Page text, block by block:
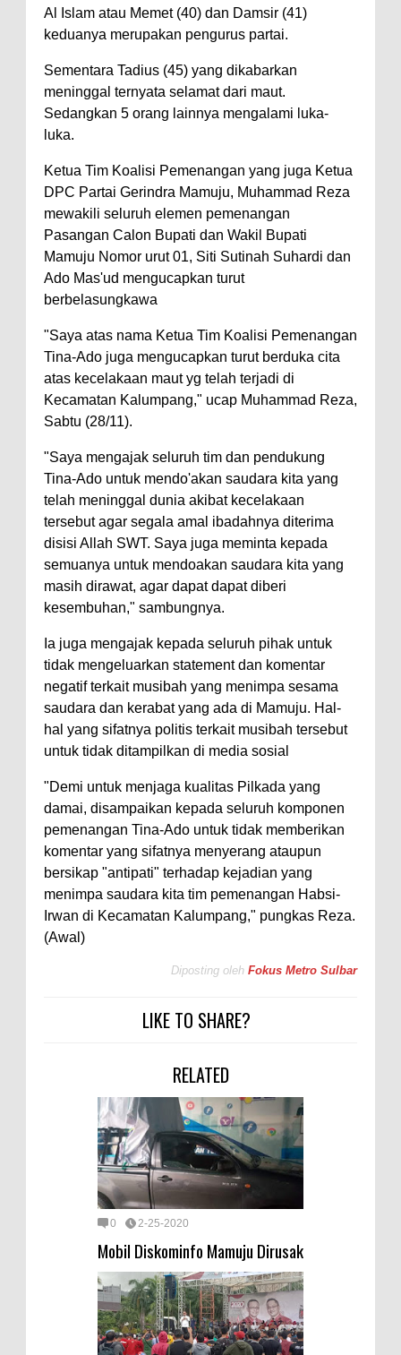
Al Islam atau Memet (40) dan Damsir (41)
keduanya merupakan pengurus partai.
Sementara Tadius (45) yang dikabarkan
meninggal ternyata selamat dari maut.
Sedangkan 5 orang lainnya mengalami luka-
luka.
Ketua Tim Koalisi Pemenangan yang juga Ketua
DPC Partai Gerindra Mamuju, Muhammad Reza
mewakili seluruh elemen pemenangan
Pasangan Calon Bupati dan Wakil Bupati
Mamuju Nomor urut 01, Siti Sutinah Suhardi dan
Ado Mas'ud mengucapkan turut
berbelasungkawa
"Saya atas nama Ketua Tim Koalisi Pemenangan
Tina-Ado juga mengucapkan turut berduka cita
atas kecelakaan maut yg telah terjadi di
Kecamatan Kalumpang," ucap Muhammad Reza,
Sabtu (28/11).
"Saya mengajak seluruh tim dan pendukung
Tina-Ado untuk mendo'akan saudara kita yang
telah meninggal dunia akibat kecelakaan
tersebut agar segala amal ibadahnya diterima
disisi Allah SWT. Saya juga meminta kepada
semuanya untuk mendoakan saudara kita yang
masih dirawat, agar dapat dapat diberi
kesembuhan," sambungnya.
Ia juga mengajak kepada seluruh pihak untuk
tidak mengeluarkan statement dan komentar
negatif terkait musibah yang menimpa sesama
saudara dan kerabat yang ada di Mamuju. Hal-
hal yang sifatnya politis terkait musibah tersebut
untuk tidak ditampilkan di media sosial
"Demi untuk menjaga kualitas Pilkada yang
damai, disampaikan kepada seluruh komponen
pemenangan Tina-Ado untuk tidak memberikan
komentar yang sifatnya menyerang ataupun
bersikap "antipati" terhadap kejadian yang
menimpa saudara kita tim pemenangan Habsi-
Irwan di Kecamatan Kalumpang," pungkas Reza.
(Awal)
Diposting oleh Fokus Metro Sulbar
LIKE TO SHARE?
RELATED
0 2-25-2020
Mobil Diskominfo Mamuju Dirusak